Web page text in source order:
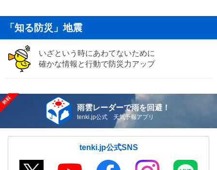
「知る防災」地震
いざという時にあわてないために
確かな情報と行動で防災力アップ
雨雲レーダーで雨を回避！
tenki.jp公式 天気予報アプリ
tenki.jp公式SNS